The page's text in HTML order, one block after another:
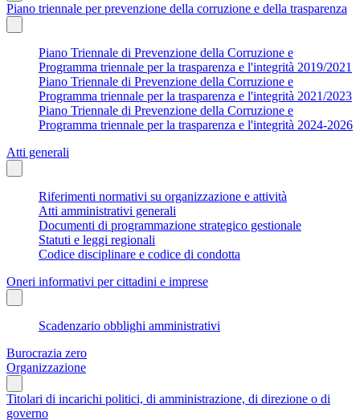
Piano triennale per prevenzione della corruzione e della trasparenza
Piano Triennale di Prevenzione della Corruzione e
Programma triennale per la trasparenza e l'integrità 2019/2021
Piano Triennale di Prevenzione della Corruzione e
Programma triennale per la trasparenza e l'integrità 2021/2023
Piano Triennale di Prevenzione della Corruzione e
Programma triennale per la trasparenza e l'integrità 2024-2026
Atti generali
Riferimenti normativi su organizzazione e attività
Atti amministrativi generali
Documenti di programmazione strategico gestionale
Statuti e leggi regionali
Codice disciplinare e codice di condotta
Oneri informativi per cittadini e imprese
Scadenzario obblighi amministrativi
Burocrazia zero
Organizzazione
Titolari di incarichi politici, di amministrazione, di direzione o di
governo